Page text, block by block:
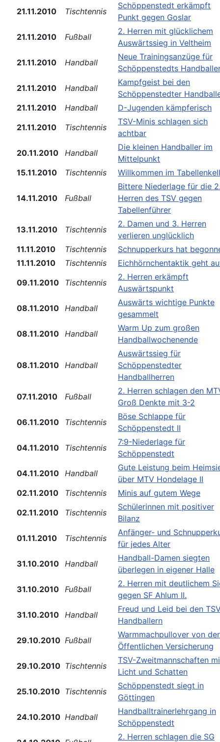
21.11.2010
Tischtennis
Schöppenstedt erkämpft
Punkt gegen Goslar
21.11.2010
Fußball
2. Herren mit glücklichem
Auswärtssieg in Veltheim
21.11.2010
Handball
Neue Trainingsanzüge für
Schöppenstedts
21.11.2010
Handball
Kampfgeist bei den
Schöppenstedter
21.11.2010
Handball
D-Jugenden kämpferisch
21.11.2010
Tischtennis
TSV-Minis schlagen sich
achtbar
20.11.2010
Handball
Die kleinen Handballer im
Mittelpunkt
15.11.2010
Tischtennis Willkommen im
14.11.2010 Fußball
Bittere Niederlage für die
Herren des TSV gegen
Tabellenführer
13.11.2010
Tischtennis
2. Damen und 3. Herren
verlieren unglücklich
11.11.2010
Tischtennis
Schnupperkurs hat
11.11.2010
Tischtennis
Eichhörnchentaktik geht
09.11.2010
Tischtennis
2. Herren erkämpft
Auswärtspunkt
08.11.2010 Handball
Auswärts wichtige Punkte
gesammelt
08.11.2010 Handball
Warm Up zum großen
Handballwochenende
08.11.2010 Handball
Auswärtssieg für
Schöppenstedter
Handballherren
07.11.2010
Fußball
2. Herren schlagen den
Groß Denkte mit 3-2
06.11.2010
Tischtennis
Böse Schlappe für
Schöppenstedt II
04.11.2010
Tischtennis
7:9-Niederlage für
Schöppenstedt
04.11.2010 Handball
Gute Leistung beim
über MTV Hondelage II
02.11.2010
Tischtennis
Minis auf gutem Wege
02.11.2010
Tischtennis
Schülerinnen mit positiver
Bilanz
01.11.2010
Tischtennis
Anfänger- und
für jedes Alter
31.10.2010 Handball
Handball-Damen siegten
überlegen in eigener Halle
31.10.2010 Fußball
2. Herren mit deutlichem
gegen SF Ahlum II.
31.10.2010 Handball
Freud und Leid bei den
Handballern
29.10.2010 Fußball
Warmmachpullover von der
Öffentlichen Versicherung
29.10.2010 Tischtennis
TSV-Zweitmannschaften
Licht und Schatten
25.10.2010 Tischtennis
Schöppenstedt siegt in
Göttingen
24.10.2010 Handball
Handballtrainerlehrgang in
Schöppenstedt
2. Herren schlagen die SG